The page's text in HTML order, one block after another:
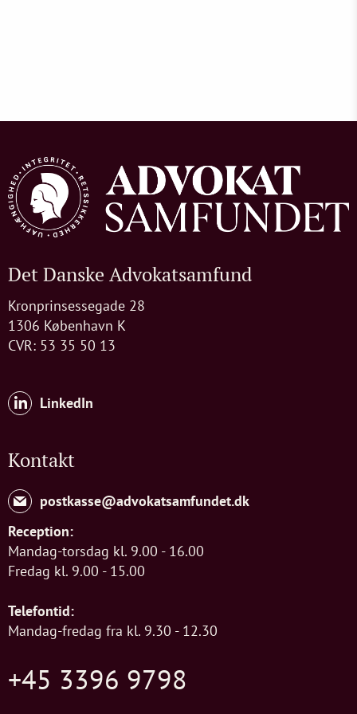
Det Danske Advokatsamfund
Kronprinsessegade 28
1306 København K
CVR: 53 35 50 13
LinkedIn
Kontakt
postkasse@advokatsamfundet.dk
Reception:
Mandag-torsdag kl. 9.00 - 16.00
Fredag kl. 9.00 - 15.00
Telefontid:
Mandag-fredag fra kl. 9.30 - 12.30
+45 3396 9798